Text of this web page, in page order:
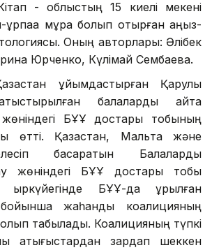
- облыстың 15 киелі мекені
ұрпаққа мұра болып отырған аңыз-
Оның авторлары: Әлібек
Юрченко, Күлімай Сембаева.
ұйымдастырған Қарулы
қатыстырылған балаларды қайта
жөніндегі БҰҰ достары тобының
өтті. Қазақстан, Мальта және
басқаратын Балаларды
жөніндегі БҰҰ достары тобы
БҰҰ-да құрылған
жаһандық коалицияның
болып табылады. Коалицияның түпкі
қақтығыстардан зардап шеккен